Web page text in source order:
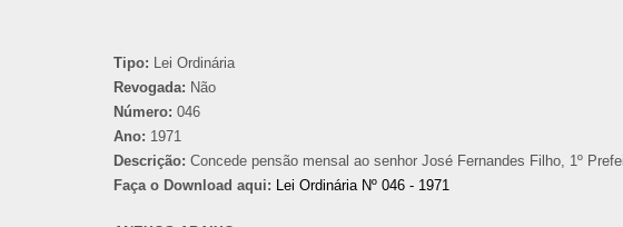
Tipo: Lei Ordinária
Revogada: Não
Número: 046
Ano: 1971
Descrição: Concede pensão mensal ao senhor José Fernandes Filho, 1º
Faça o Download aqui: Lei Ordinária Nº 046 - 1971